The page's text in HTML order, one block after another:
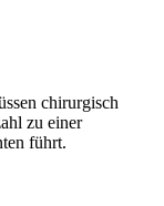
chirurgisch
zu einer
führt.